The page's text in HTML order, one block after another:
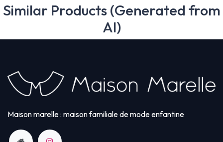
Similar Products (Generated from
AI)
Maison marelle : maison familiale de mode enfantine